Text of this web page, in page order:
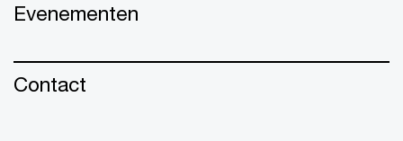
Evenementen
Contact